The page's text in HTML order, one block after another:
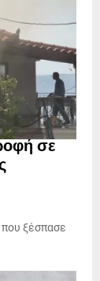
σε
ξέσπασε